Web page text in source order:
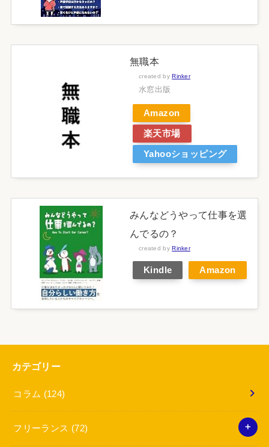
無職本
created by Rinker
水窓出版
Amazon
楽天市場
Yahooショッピング
みんなどうやって仕事を選
んでるの？
created byRinker
Kindle Amazon
カテゴリー
コラム (124)
フリーランス (72)